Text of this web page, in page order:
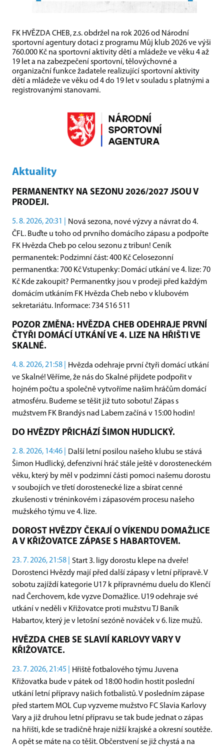
FK HVĚZDA CHEB, z.s. obdržel na rok 2026 od Národní
sportovní agentury dotaci z programu Můj klub 2026 ve výši
760.000 Kč na sportovní aktivity dětí a mládeže ve věku 4 až
19 let a na zabezpečení sportovní, tělovýchovné a
organizační funkce žadatele realizující sportovní aktivity
dětí a mládeže ve věku od 4 do 19 let v souladu s platnými a
registrovanými stanovami.
Aktuality
PERMANENTKY NA SEZONU 2026/2027 JSOU V
PRODEJI.
5. 8. 2026, 20:31 |
Nová sezona, nové výzvy a návrat do 4.
ČFL. Buďte u toho od prvního domácího zápasu a podpořte
FK Hvězda Cheb po celou sezonu z tribun! Ceník
permanentek: Podzimní část: 400 Kč Celosezonní
permanentka: 700 Kč Vstupenky: Domácí utkání ve 4. lize: 70
Kč Kde zakoupit? Permanentky jsou v prodeji před každým
domácím utkáním FK Hvězda Cheb nebo v klubovém
sekretariátu. Informace: 734 516 511
POZOR ZMĚNA: HVĚZDA CHEB ODEHRAJE PRVNÍ
ČTYŘI DOMÁCÍ UTKÁNÍ VE 4. LIZE NA HŘIŠTI VE
SKALNÉ.
4. 8. 2026, 21:58 |
Hvězda odehraje první čtyři domácí utkání
ve Skalné! Věříme, že nás do Skalné přijdete podpořit v
hojném počtu a společně vytvoříme našim hráčům domácí
atmosféru. Budeme se těšit již tuto sobotu! Zápas s
mužstvem FK Brandýs nad Labem začíná v 15:00 hodin!
DO HVĚZDY PŘICHÁZÍ ŠIMON HUDLICKÝ.
2. 8. 2026, 14:46 |
Další letní posilou našeho klubu se stává
Šimon Hudlický, defenzivní hráč stále ještě v dorosteneckém
věku, který by měl v podzimní části pomoci našemu dorostu
v soubojích ve třetí dorostenecké lize a sbírat cenné
zkušenosti v tréninkovém i zápasovém procesu našeho
mužského týmu ve 4. lize.
DOROST HVĚZDY ČEKAJÍ O VÍKENDU DOMAŽLICE
A V KŘIŽOVATCE ZÁPASE S HABARTOVEM.
23. 7. 2026, 21:58 |
Start 3. ligy dorostu klepe na dveře!
Dorostenci Hvězdy mají před další zápasy v letní přípravě. V
sobotu zajíždí kategorie U17 k přípravnému duelu do Klenčí
nad Čerchovem, kde vyzve Domažlice. U19 odehraje své
utkání v neděli v Křižovatce proti mužstvu TJ Baník
Habartov, který je v letošní sezóně nováček v 6. lize mužů.
HVĚZDA CHEB SE SLAVIÍ KARLOVY VARY V
KŘIŽOVATCE.
23. 7. 2026, 21:45 |
Hřiště fotbalového týmu Juvena
Křižovatka bude v pátek od 18:00 hodin hostit poslední
utkání letní přípravy našich fotbalistů. V posledním zápase
před startem MOL Cup vyzveme mužstvo FC Slavia Karlovy
Vary a již druhou letní přípravu se tak bude jednat o zápas
na hřišti, kde se tradičně hraje nižší krajské a okresní soutěže.
A opět se máte na co těšit. Občerstvení se již chystá a na